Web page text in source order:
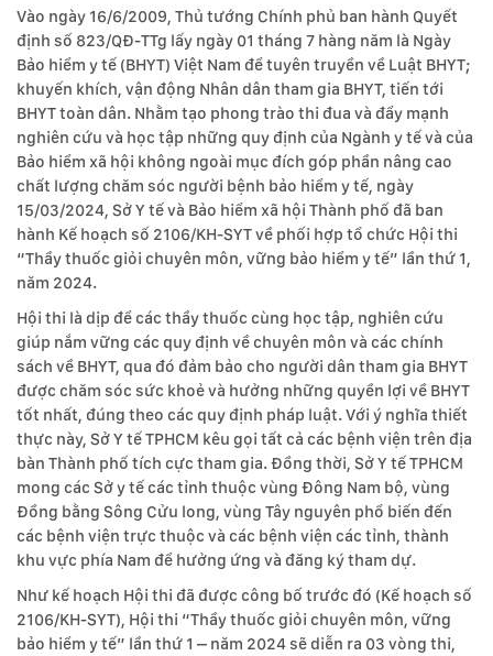
Vào ngày 16/6/2009, Thủ tướng Chính phủ ban hành Quyết
định số 823/QĐ-TTg lấy ngày 01 tháng 7 hàng năm là Ngày
Bảo hiểm y tế (BHYT) Việt Nam để tuyên truyền về Luật BHYT;
khuyến khích, vận động Nhân dân tham gia BHYT, tiến tới
BHYT toàn dân. Nhằm tạo phong trào thi đua và đẩy mạnh
nghiên cứu và học tập những quy định của Ngành y tế và của
Bảo hiểm xã hội không ngoài mục đích góp phần nâng cao
chất lượng chăm sóc người bệnh bảo hiểm y tế, ngày
15/03/2024, Sở Y tế và Bảo hiểm xã hội Thành phố đã ban
hành Kế hoạch số 2106/KH-SYT về phối hợp tổ chức Hội thi
“Thầy thuốc giỏi chuyên môn, vững bảo hiểm y tế” lần thứ 1,
năm 2024.
Hội thi là dịp để các thầy thuốc cùng học tập, nghiên cứu
giúp nắm vững các quy định về chuyên môn và các chính
sách về BHYT, qua đó đảm bảo cho người dân tham gia BHYT
được chăm sóc sức khoẻ và hưởng những quyền lợi về BHYT
tốt nhất, đúng theo các quy định pháp luật. Với ý nghĩa thiết
thực này, Sở Y tế TPHCM kêu gọi tất cả các bệnh viện trên địa
bàn Thành phố tích cực tham gia. Đồng thời, Sở Y tế TPHCM
mong các Sở y tế các tỉnh thuộc vùng Đông Nam bộ, vùng
Đồng bằng Sông Cửu long, vùng Tây nguyên phổ biến đến
các bệnh viện trực thuộc và các bệnh viện các tỉnh, thành
khu vực phía Nam để hưởng ứng và đăng ký tham dự.
Như kế hoạch Hội thi đã được công bố trước đó (Kế hoạch số
2106/KH-SYT), Hội thi “Thầy thuốc giỏi chuyên môn, vững
bảo hiểm y tế” lần thứ 1 – năm 2024 sẽ diễn ra 03 vòng thi,